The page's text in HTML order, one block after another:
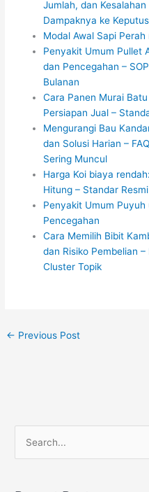
Jumlah, dan
Dampaknya ke
Modal Awal Sapi
Penyakit Umum Pullet
dan Pencegahan –
Bulanan
Cara Panen Murai
Persiapan Jual –
Mengurangi Bau
dan Solusi Harian –
Sering Muncul
Harga Koi biaya
Hitung – Standar
Penyakit Umum Puyuh
Pencegahan
Cara Memilih Bibit
dan Risiko Pembelian
Cluster Topik
← Previous Post